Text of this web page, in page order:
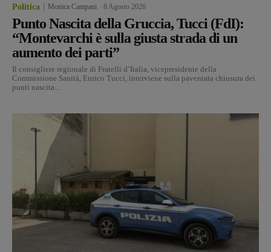
Politica Monica Campani 8 Agosto 2026
Punto Nascita della Gruccia, Tucci (FdI):
“Montevarchi è sulla giusta strada di un
aumento dei parti”
Il consigliere regionale di Fratelli d’Italia, vicepresidente della
Commissione Sanità, Enrico Tucci, interviene sulla paventata chiusura dei
punti nascita...